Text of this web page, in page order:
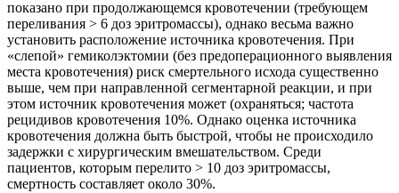
показано при продолжающемся кровотечении (требующем
переливания > 6 доз эритромассы), однако весьма важно
установить расположение источника кровотечения. При
«слепой» гемиколэктомии (без предоперационного выявления
места кровотечения) риск смертельного исхода существенно
выше, чем при направленной сегментарной реакции, и при
этом источник кровотечения может (охраняться; частота
рецидивов кровотечения 10%. Однако оценка источника
кровотечения должна быть быстрой, чтобы не происходило
задержки с хирургическим вмешательством. Среди
пациентов, которым перелито > 10 доз эритромассы,
смертность составляет около 30%.